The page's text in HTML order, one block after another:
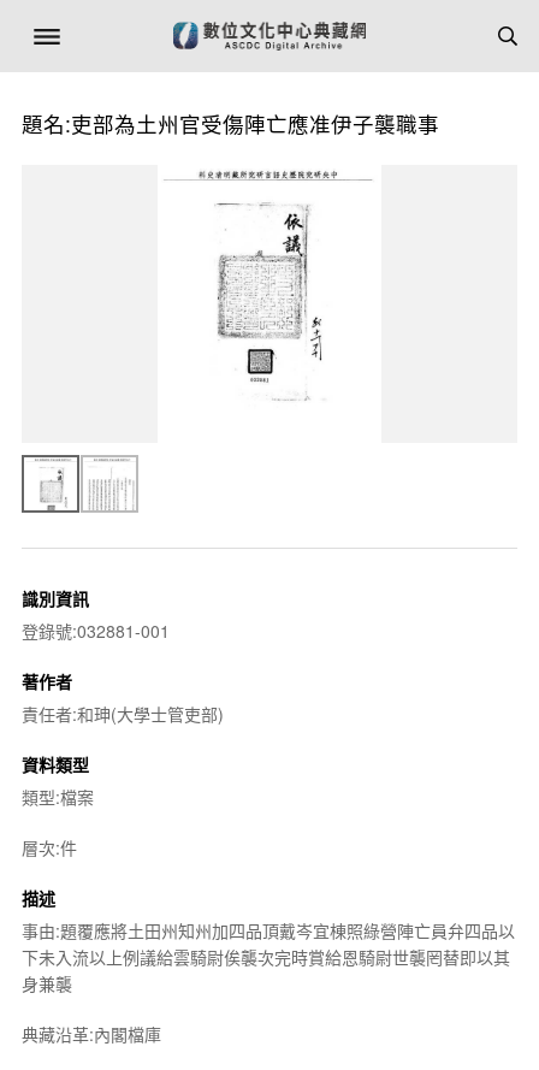
題名:吏部為土州官受傷陣亡應准伊子襲職事
識別資訊
登錄號:032881-001
著作者
責任者:和珅(大學士管吏部)
資料類型
類型:檔案
層次:件
描述
事由:題覆應將土田州知州加四品頂戴岑宜棟照綠營陣亡員弁四品以
下未入流以上例議給雲騎尉俟襲次完時賞給恩騎尉世襲罔替即以其
身兼襲
典藏沿革:內閣檔庫